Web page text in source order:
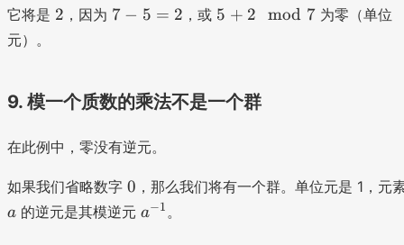
它将是 2
2 ，因为 7
2
7 − 5 = 2 ，或 5
m
5 + 2 mod 7 为零（单位
元）。
9. 模一个质数的乘法不是一个群
在此例中，零没有逆元。
如果我们省略数字 0
0 ，那么我们将有一个群。单位元是 1，元
a 的逆元是其模逆元 a
a−1 。